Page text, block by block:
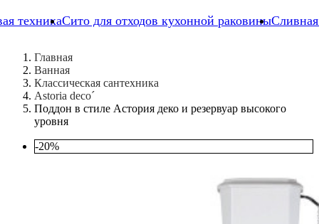
техникаСито для отходов кухонной раковины
Главная
Ванная
Классическая сантехника
Astoria deco´
Поддон в стиле Астория деко и резервуар высокого
уровня
-20%